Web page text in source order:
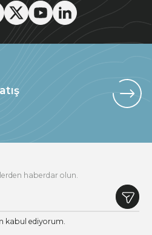
haberdar olun.
kabul ediyorum.